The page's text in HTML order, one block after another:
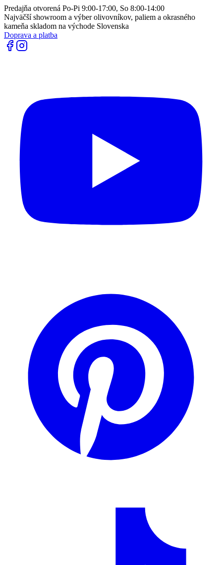
Predajňa otvorená Po-Pi 9:00-17:00, So 8:00-14:00
Najväčší showroom a výber olivovníkov, paliem a okrasného
kameňa skladom na východe Slovenska
Doprava a platba